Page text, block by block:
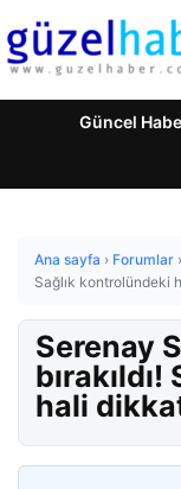
Güncel
Ana sayfa › Forumlar ›
Sağlık kontrolündeki
Serenay
hali